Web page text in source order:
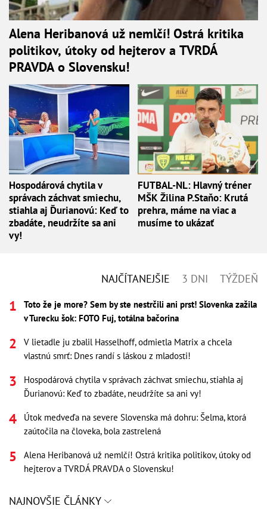
Alena Heribanová už nemlčí! Ostrá kritika
politikov, útoky od hejterov a TVRDÁ
PRAVDA o Slovensku!
Hospodárová chytila v
správach záchvat smiechu,
stiahla aj Ďurianovú: Keď to
zbadáte, neudržíte sa ani
vy!
FUTBAL-NL: Hlavný tréner
MŠK Žilina P.Staňo: Krutá
prehra, máme na viac a
musíme to ukázať
NAJČÍTANEJŠIE 3 DNI TÝŽDEŇ
Toto že je more? Sem by ste nestrčili ani prst! Slovenka zažila
v Turecku šok: FOTO Fuj, totálna bačorina
V lietadle ju zbalil Hasselhoff, odmietla Matrix a chcela
vlastnú smrť: Dnes randí s láskou z mladosti!
Hospodárová chytila v správach záchvat smiechu, stiahla aj
Ďurianovú: Keď to zbadáte, neudržíte sa ani vy!
Útok medveďa na severe Slovenska má dohru: Šelma, ktorá
zaútočila na človeka, bola zastrelená
Alena Heribanová už nemlčí! Ostrá kritika politikov, útoky od
hejterov a TVRDÁ PRAVDA o Slovensku!
NAJNOVŠIE ČLÁNKY